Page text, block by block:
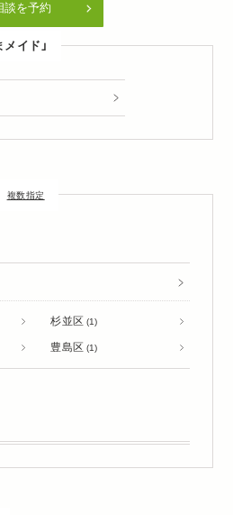
談を予約
イド」
複数指定
杉並区 (1)
豊島区 (1)